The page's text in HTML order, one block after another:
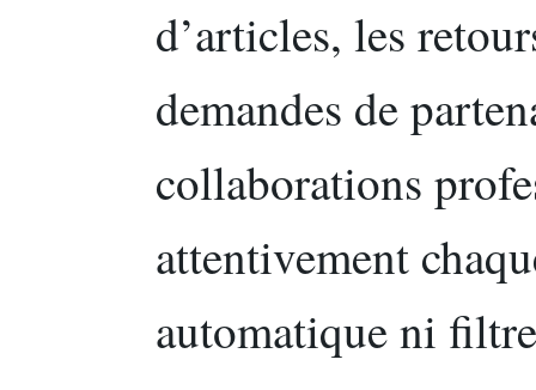
d’articles, les
demandes de
collaborations
attentivement
automatique ni